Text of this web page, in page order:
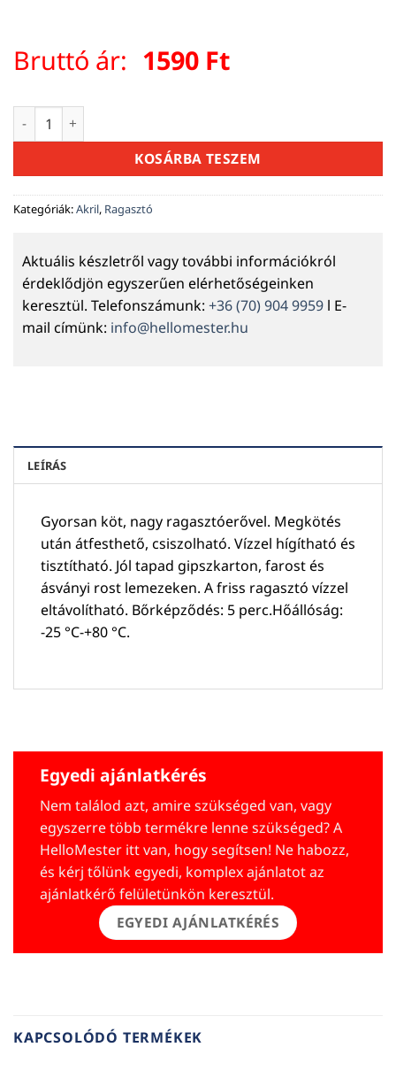
Bruttó ár: 1590 Ft
Mester Díszléc Stukkó Ragasztó 310ml mennyiség
KOSÁRBA TESZEM
Kategóriák:Akril, Ragasztó
Aktuális készletről vagy további információkról
érdeklődjön egyszerűen elérhetőségeinken
keresztül. Telefonszámunk: +36 (70) 904 9959 l E-
mail címünk: info@hellomester.hu
LEÍRÁS
Gyorsan köt, nagy ragasztóerővel. Megkötés
után átfesthető, csiszolható. Vízzel hígítható és
tisztítható. Jól tapad gipszkarton, farost és
ásványi rost lemezeken. A friss ragasztó vízzel
eltávolítható. Bőrképződés: 5 perc.Hőállóság:
-25 °C-+80 °C.
Egyedi ajánlatkérés
Nem találod azt, amire szükséged van, vagy
egyszerre több termékre lenne szükséged? A
HelloMester itt van, hogy segítsen! Ne habozz,
és kérj tőlünk egyedi, komplex ajánlatot az
ajánlatkérő felületünkön keresztül.
EGYEDI AJÁNLATKÉRÉS
KAPCSOLÓDÓ TERMÉKEK